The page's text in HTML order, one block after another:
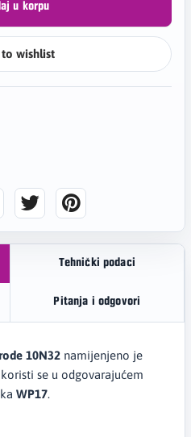
u korpu
to wishlist
Tehnički podaci
Pitanja i odgovori
10N32namijenjeno je
se u odgovarajućem
WP17.